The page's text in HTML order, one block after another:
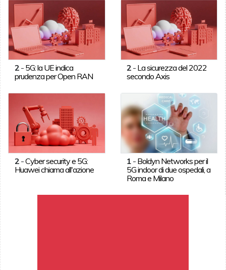
2- 5G: la UE indica
prudenza per Open RAN
2 - La sicurezza del 2022
secondo Axis
2-Cyber security e 5G:
Huawei chiama all'azione
1 - Boldyn Networks per il
5G indoor di due ospedali, a
Roma e Milano